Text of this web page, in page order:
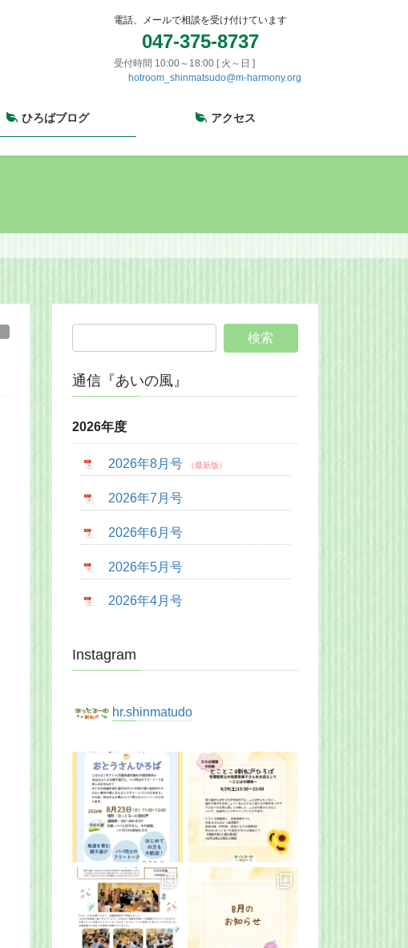
電話、メールで相談を受け付けています
047-375-8737
受付時間 10:00～18:00 [ 火～日 ]
hotroom_shinmatsudo@m-harmony.org
ひろばブログ アクセス
通信『あいの風』
2026年度
2026年8月号
2026年7月号
2026年6月号
2026年5月号
2026年4月号
Instagram
hr.shinmatudo